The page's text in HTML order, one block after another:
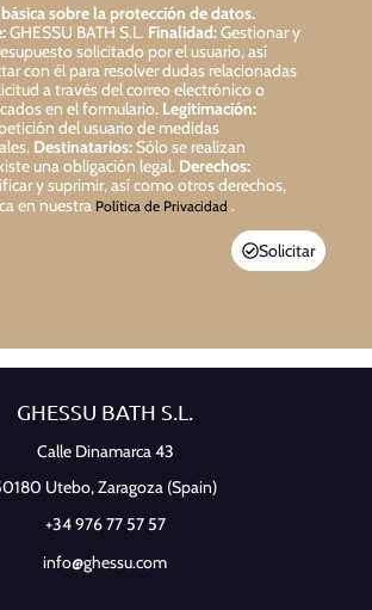
sobre la protección de datos.
GHESSU BATH S.L. Finalidad:Gestionar y
solicitado por el usuario, así
con él para resolver dudas relacionadas
a través del correo electrónico o
en el formulario. Legitimación:
del usuario de medidas
Destinatarios:Sólo se realizan
una obligación legal. Derechos:
y suprimir, así como otros derechos,
en nuestra Política de Privacidad .
Solicitar
GHESSU BATH S.L.
Calle Dinamarca 43
Utebo,Zaragoza (Spain)
+34 976 77 57 57
info@ghessu.com